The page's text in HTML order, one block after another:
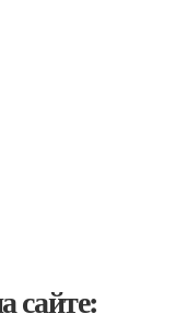
сайте: